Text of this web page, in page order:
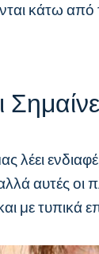
κάτω
λέει
αυτές οι
με τυπικά